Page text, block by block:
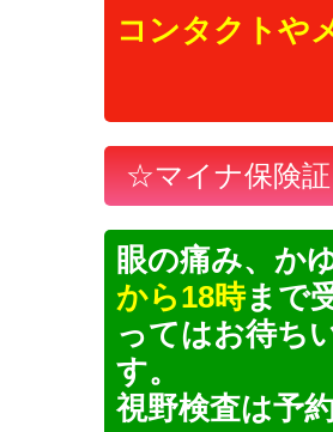
コンタクトや
☆マイナ保険証
眼の痛み、か
から18時まで
ってはお待ち
す。
視野検査は予